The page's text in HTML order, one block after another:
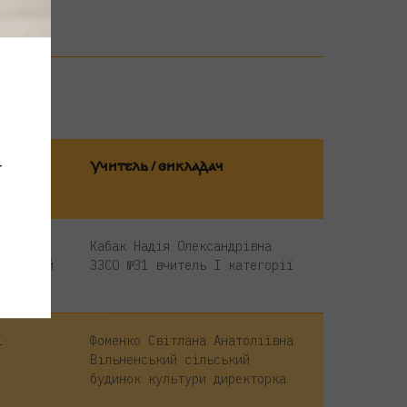
Учитель / викладач
ліцей
Кабак Надія Олександрівна
ЗЗСО №31 вчитель І категорії
Фоменко Світлана Анатоліївна
Вільненський сільський
будинок культури директорка